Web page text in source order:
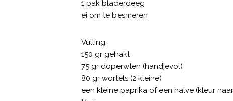
1 pak bladerdeeg
ei om te besmeren
Vulling:
150 gr gehakt
75 gr doperwten (handjevol)
80 gr wortels (2 kleine)
een kleine paprika of een halve (kleur